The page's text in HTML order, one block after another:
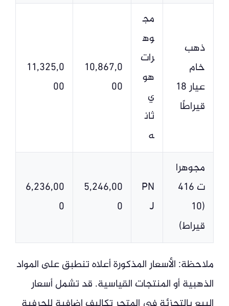
ذهب
خام
عيار 18
قيراطًا
مج
وه
رات
هو
ي
ثان
ه
10,867,0
00
11,325,0
00
مجوهرا
ت 416
(10
قيراط)
PN
J
5,246,00
0
6,236,00
0
ملاحظة: الأسعار المذكورة أعلاه تنطبق على المواد
الذهبية أو المنتجات القياسية. قد تشمل أسعار